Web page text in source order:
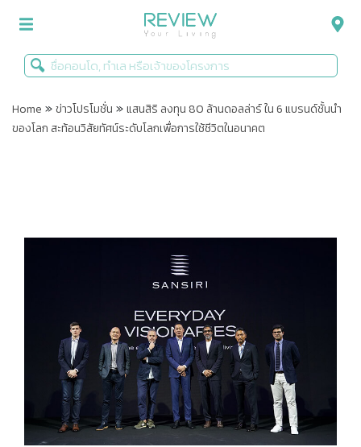
รีวิวคอนโด
Infographic
Home »ข่าวโปรโมชั่น »แสนสิริ ลงทุน 80 ล้านดอลล่าร์ ใน 6 แบรนด์ชั้นนำ
ของโลก สะท้อนวิสัยทัศน์ระดับโลกเพื่อการใช้ชีวิตในอนาคต